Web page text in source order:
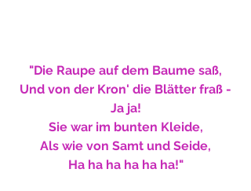
"Die Raupe auf dem Baume saß,
Und von der Kron' die Blätter fraß -
Ja ja!
Sie war im bunten Kleide,
Als wie von Samt und Seide,
Ha ha ha ha ha ha!"